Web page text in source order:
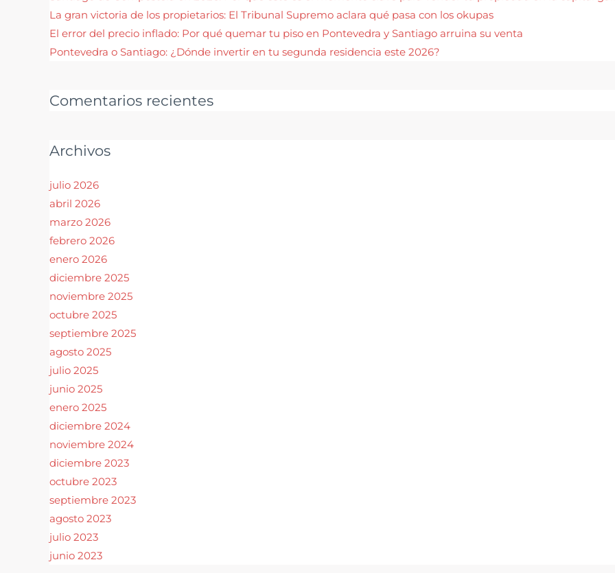
La gran victoria de los propietarios: El Tribunal Supremo aclara qué pasa con los okupas
El error del precio inflado: Por qué quemar tu piso en Pontevedra y Santiago arruina su venta
Pontevedra o Santiago: ¿Dónde invertir en tu segunda residencia este 2026?
Comentarios recientes
Archivos
julio 2026
abril 2026
marzo 2026
febrero 2026
enero 2026
diciembre 2025
noviembre 2025
octubre 2025
septiembre 2025
agosto 2025
julio 2025
junio 2025
enero 2025
diciembre 2024
noviembre 2024
diciembre 2023
octubre 2023
septiembre 2023
agosto 2023
julio 2023
junio 2023